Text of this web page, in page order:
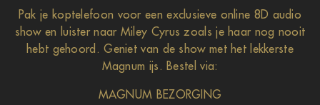
Pak je koptelefoon voor een exclusieve online 8D audio
show en luister naar Miley Cyrus zoals je haar nog nooit
hebt gehoord. Geniet van de show met het lekkerste
Magnum ijs. Bestel via:
MAGNUM BEZORGING